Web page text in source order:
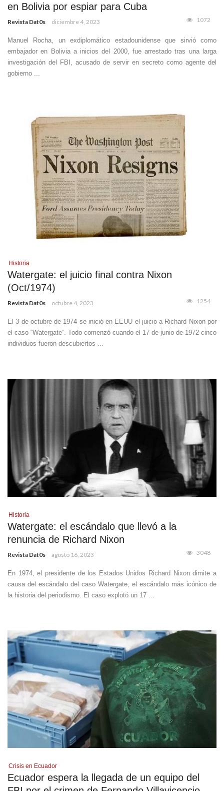
en Bolivia por espiar para Cuba
Revista Dat0s diciembre 4, 2023 1072
Manuel Rocha, un exdiplomático estadounidense que sirvió como
embajador en Bolivia a inicios del 2000, fue arrestado tras una larga
investigación del FBI, acusado de servir en secreto como agente del
gobierno ...
Historia
Watergate: el juicio final contra Nixon
(Oct/1974)
Revista Dat0s octubre 4, 2023 1254
El 3 de octubre de 1974 se inició en EEUU el juicio a Richard Nixon por
el caso “Watergate”. Todo comenzó cuando el 17 de junio de 1972 cinco
individuos fueron descubiertos ...
Historia
Watergate: el escándalo que llevó a la
renuncia de Richard Nixon
Revista Dat0s agosto 16, 2023 3048
En 1974, el presidente de los Estados Unidos Richard Nixon dimite a
causa del escándalo del caso Watergate, el escándalo más icónico de
la historia del periodismo. El caso explotó un 17 ...
Crisis en Ecuador
Ecuador espera la llegada de un equipo del